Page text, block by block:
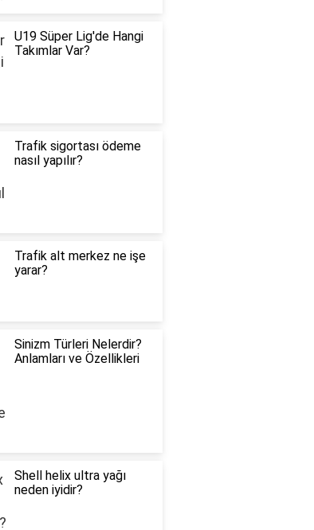
U19 Süper Lig'de Hangi
Takımlar Var?
Trafik sigortası ödeme
nasıl yapılır?
Trafik alt merkez ne işe
yarar?
Sinizm Türleri Nelerdir?
Anlamları ve Özellikleri
Shell helix ultra yağı
neden iyidir?